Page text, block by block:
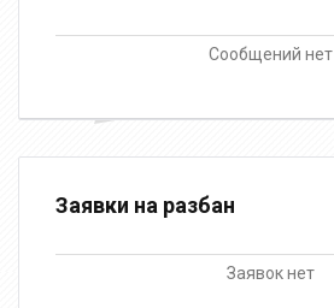
Сообщений нет
Заявки на разбан
Заявок нет